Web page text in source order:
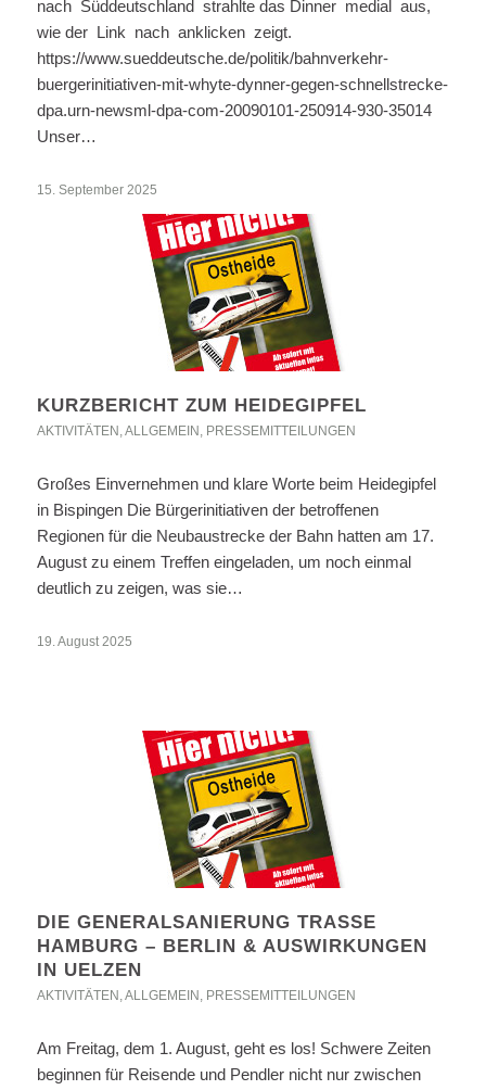
nach Süddeutschland strahlte das Dinner medial aus,
wie der Link nach anklicken zeigt.
https://www.sueddeutsche.de/politik/bahnverkehr-
buergerinitiativen-mit-whyte-dynner-gegen-schnellstrecke-
dpa.urn-newsml-dpa-com-20090101-250914-930-35014
Unser…
15. September 2025
KURZBERICHT ZUM HEIDEGIPFEL
AKTIVITÄTEN ,ALLGEMEIN , PRESSEMITTEILUNGEN
Großes Einvernehmen und klare Worte beim Heidegipfel
in Bispingen Die Bürgerinitiativen der betroffenen
Regionen für die Neubaustrecke der Bahn hatten am 17.
August zu einem Treffen eingeladen, um noch einmal
deutlich zu zeigen, was sie…
19. August 2025
DIE GENERALSANIERUNG TRASSE
HAMBURG – BERLIN & AUSWIRKUNGEN
IN UELZEN
AKTIVITÄTEN ,ALLGEMEIN , PRESSEMITTEILUNGEN
Am Freitag, dem 1. August, geht es los! Schwere Zeiten
beginnen für Reisende und Pendler nicht nur zwischen